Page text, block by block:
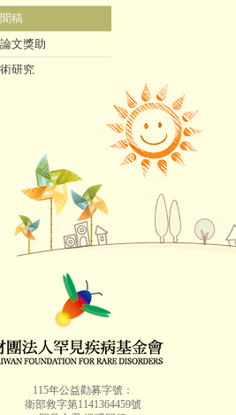
稿
文獎助
研究
115年公益勸募字號：
衛部救字第1141364459號